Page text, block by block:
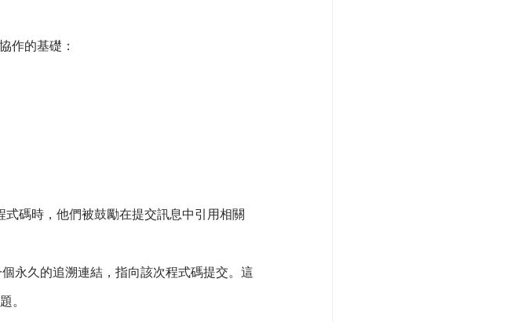
作的基礎：
碼時，他們被鼓勵在提交訊息中引用相關
永久的追溯連結，指向該次程式碼提交。這
。